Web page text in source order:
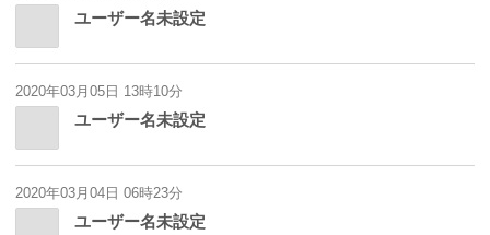
ユーザー名未設定
2020年03月05日 13時10分
ユーザー名未設定
2020年03月04日 06時23分
ユーザー名未設定